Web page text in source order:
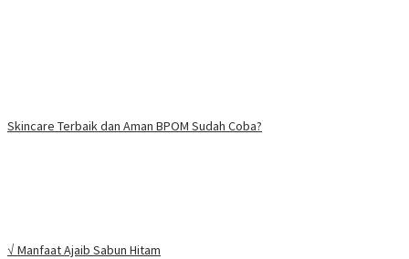
Skincare Terbaik dan Aman BPOM Sudah Coba?
√ Manfaat Ajaib Sabun Hitam